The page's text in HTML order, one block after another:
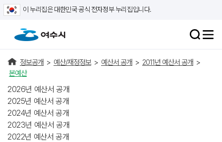
이 누리집은 대한민국 공식 전자정부 누리집입니다.
정보공개 > 예산/재정정보 > 예산서 공개 > 2011년 예산서 공개 >
본예산
2026년 예산서 공개
2025년 예산서 공개
2024년 예산서 공개
2023년 예산서 공개
2022년 예산서 공개